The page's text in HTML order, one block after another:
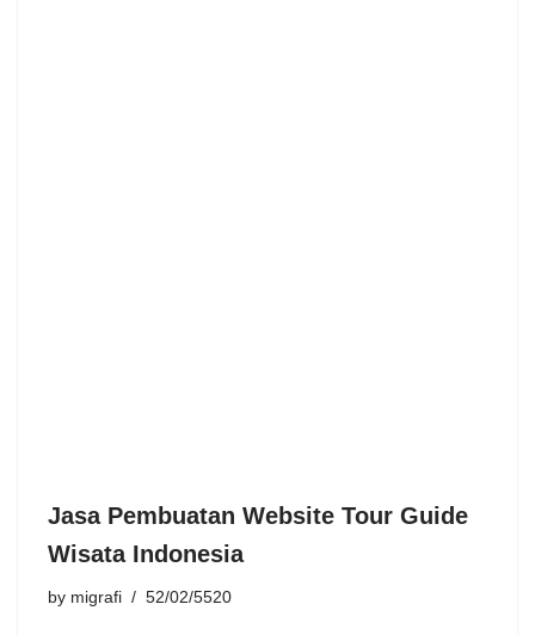
Jasa Pembuatan Website Tour Guide
Wisata Indonesia
by migrafi 52/02/5520